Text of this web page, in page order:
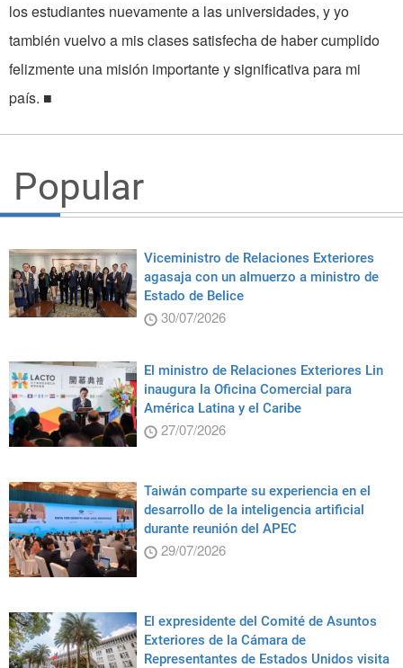
los estudiantes nuevamente a las universidades, y yo
también vuelvo a mis clases satisfecha de haber cumplido
felizmente una misión importante y significativa para mi
país. ■
Popular
Viceministro de Relaciones Exteriores
agasaja con un almuerzo a ministro de
Estado de Belice
30/07/2026
El ministro de Relaciones Exteriores Lin
inaugura la Oficina Comercial para
América Latina y el Caribe
27/07/2026
Taiwán comparte su experiencia en el
desarrollo de la inteligencia artificial
durante reunión del APEC
29/07/2026
El expresidente del Comité de Asuntos
Exteriores de la Cámara de
Representantes de Estados Unidos visita